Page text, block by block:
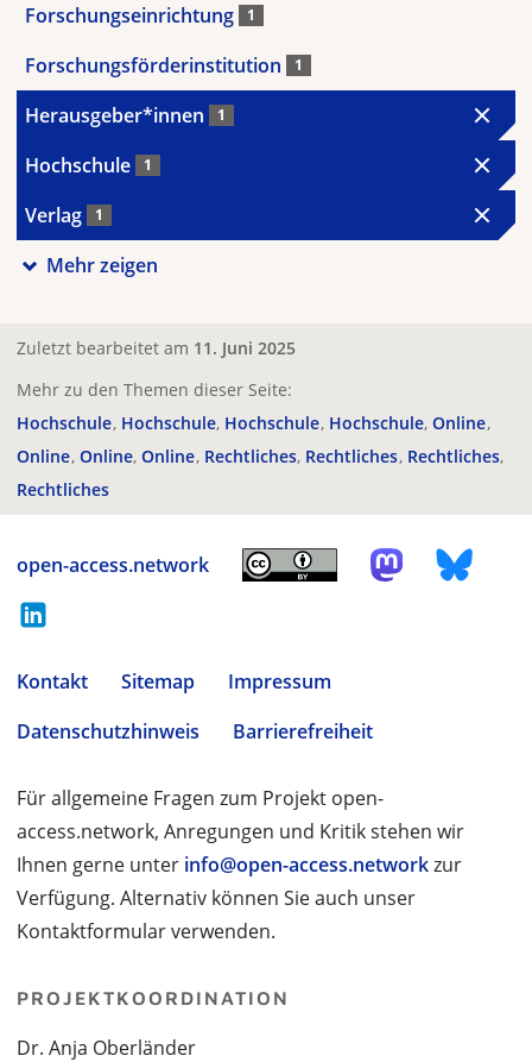
Forschungseinrichtung 1
Forschungsförderinstitution 1
Herausgeber*innen 1
Hochschule 1
Verlag 1
Mehr zeigen
Zuletzt bearbeitet am 11. Juni 2025
Mehr zu den Themen dieser Seite:
Hochschule Hochschule Hochschule Hochschule Online
Online Online Online Rechtliches Rechtliches Rechtliches
Rechtliches
open-access.network
Kontakt Sitemap
Impressum
Datenschutzhinweis
Barrierefreiheit
Für allgemeine Fragen zum Projekt open-
access.network, Anregungen und Kritik stehen wir
Ihnen gerne unter info@open-access.networkzur
Verfügung. Alternativ können Sie auch unser
Kontaktformular verwenden.
PROJEKTKOORDINATION
Dr. Anja Oberländer